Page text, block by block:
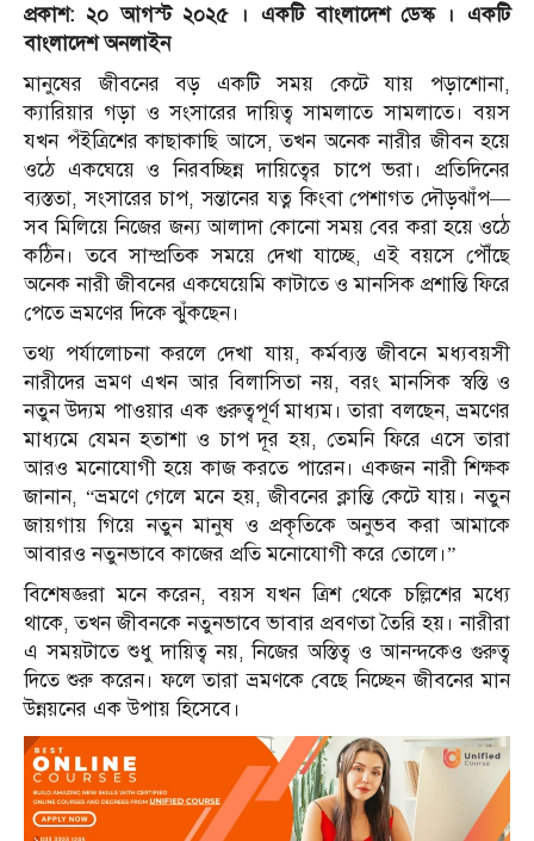
প্রকাশ: ২০ আগস্ট ২০২৫ । একটি বাংলাদেশ ডেস্ক । একটি
বাংলাদেশ অনলাইন
মানুষের জীবনের বড় একটি সময় কেটে যায় পড়াশোনা,
ক্যারিয়ার গড়া ও সংসারের দায়িত্ব সামলাতে সামলাতে। বয়স
যখন পঁইত্রিশের কাছাকাছি আসে, তখন অনেক নারীর জীবন হয়ে
ওঠে একঘেয়ে ও নিরবচ্ছিন্ন দায়িত্বের চাপে ভরা। প্রতিদিনের
ব্যস্ততা, সংসারের চাপ, সন্তানের যত্ন কিংবা পেশাগত দৌড়ঝাঁপ—
সব মিলিয়ে নিজের জন্য আলাদা কোনো সময় বের করা হয়ে ওঠে
কঠিন। তবে সাম্প্রতিক সময়ে দেখা যাচ্ছে, এই বয়সে পৌঁছে
অনেক নারী জীবনের একঘেয়েমি কাটাতে ও মানসিক প্রশান্তি ফিরে
পেতে ভ্রমণের দিকে ঝুঁকছেন।
তথ্য পর্যালোচনা করলে দেখা যায়, কর্মব্যস্ত জীবনে মধ্যবয়সী
নারীদের ভ্রমণ এখন আর বিলাসিতা নয়, বরং মানসিক স্বস্তি ও
নতুন উদ্যম পাওয়ার এক গুরুত্বপূর্ণ মাধ্যম। তারা বলছেন, ভ্রমণের
মাধ্যমে যেমন হতাশা ও চাপ দূর হয়, তেমনি ফিরে এসে তারা
আরও মনোযোগী হয়ে কাজ করতে পারেন। একজন নারী শিক্ষক
জানান, “ভ্রমণে গেলে মনে হয়, জীবনের ক্লান্তি কেটে যায়। নতুন
জায়গায় গিয়ে নতুন মানুষ ও প্রকৃতিকে অনুভব করা আমাকে
আবারও নতুনভাবে কাজের প্রতি মনোযোগী করে তোলে।”
বিশেষজ্ঞরা মনে করেন, বয়স যখন ত্রিশ থেকে চল্লিশের মধ্যে
থাকে, তখন জীবনকে নতুনভাবে ভাবার প্রবণতা তৈরি হয়। নারীরা
এ সময়টাতে শুধু দায়িত্ব নয়, নিজের অস্তিত্ব ও আনন্দকেও গুরুত্ব
দিতে শুরু করেন। ফলে তারা ভ্রমণকে বেছে নিচ্ছেন জীবনের মান
উন্নয়নের এক উপায় হিসেবে।